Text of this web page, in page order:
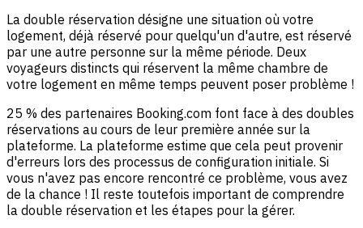
La double réservation désigne une situation où votre
logement, déjà réservé pour quelqu'un d'autre, est réservé
par une autre personne sur la même période. Deux
voyageurs distincts qui réservent la même chambre de
votre logement en même temps peuvent poser problème !
25 % des partenaires Booking.com font face à des doubles
réservations au cours de leur première année sur la
plateforme. La plateforme estime que cela peut provenir
d'erreurs lors des processus de configuration initiale. Si
vous n'avez pas encore rencontré ce problème, vous avez
de la chance ! Il reste toutefois important de comprendre
la double réservation et les étapes pour la gérer.